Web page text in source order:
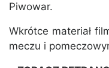
Piwowar.
Wkrótce materiał
meczu i